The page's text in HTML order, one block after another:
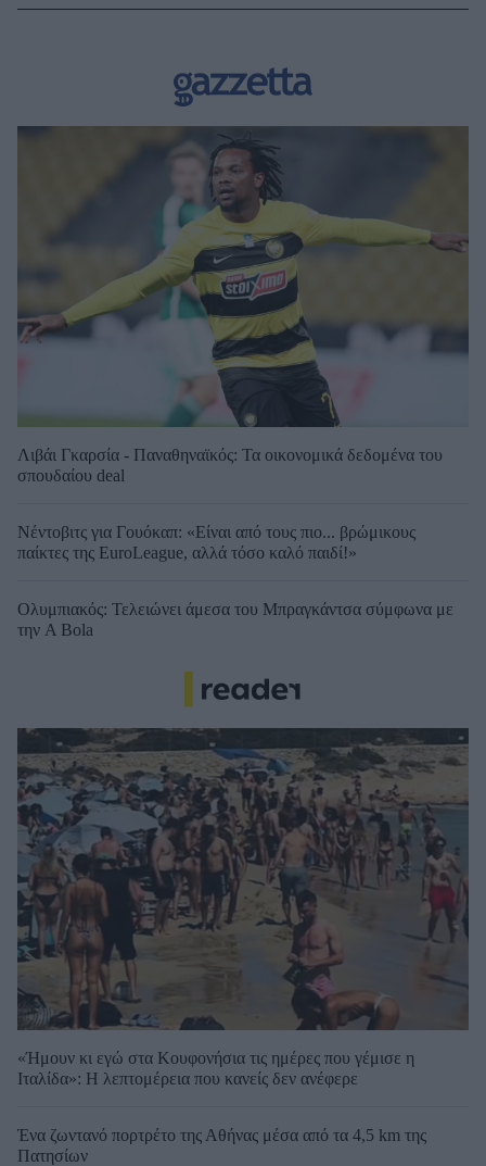
Λιβάι Γκαρσία - Παναθηναϊκός: Τα οικονομικά δεδομένα του
σπουδαίου deal
Νέντοβιτς για Γουόκαπ: «Είναι από τους πιο... βρώμικους
παίκτες της EuroLeague, αλλά τόσο καλό παιδί!»
Ολυμπιακός: Τελειώνει άμεσα του Μπραγκάντσα σύμφωνα με
την A Bola
«Ήμουν κι εγώ στα Κουφονήσια τις ημέρες που γέμισε η
Ιταλίδα»: Η λεπτομέρεια που κανείς δεν ανέφερε
Ένα ζωντανό πορτρέτο της Αθήνας μέσα από τα 4,5 km της
Πατησίων